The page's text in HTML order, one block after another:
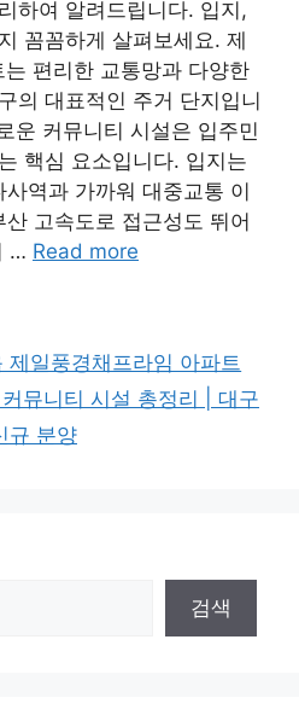
하여 알려드립니다. 입지,
꼼꼼하게 살펴보세요. 제
편리한 교통망과 다양한
의 대표적인 주거 단지입니
운 커뮤니티 시설은 입주민
핵심 요소입니다. 입지는
역과 가까워 대중교통 이
고속도로 접근성도 뛰어
… Read more
일풍경채프라임 아파트
뮤니티 시설 총정리 | 대구
규 분양
검색